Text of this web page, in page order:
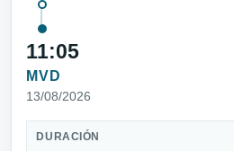
11:05
MVD
13/08/2026
DURACIÓN